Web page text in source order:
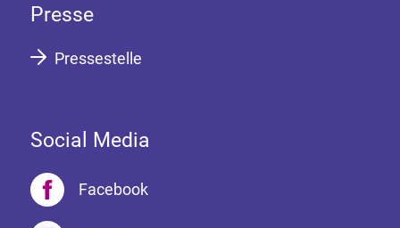
Presse
Pressestelle
Social Media
Facebook